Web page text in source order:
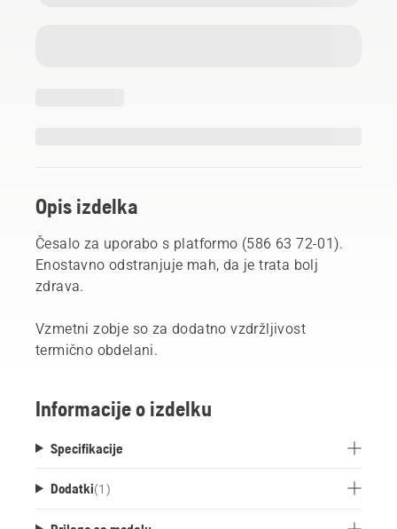
Opis izdelka
Česalo za uporabo s platformo (586 63 72-01).
Enostavno odstranjuje mah, da je trata bolj
zdrava.
Vzmetni zobje so za dodatno vzdržljivost
termično obdelani.
Informacije o izdelku
Specifikacije
Dodatki(1 )